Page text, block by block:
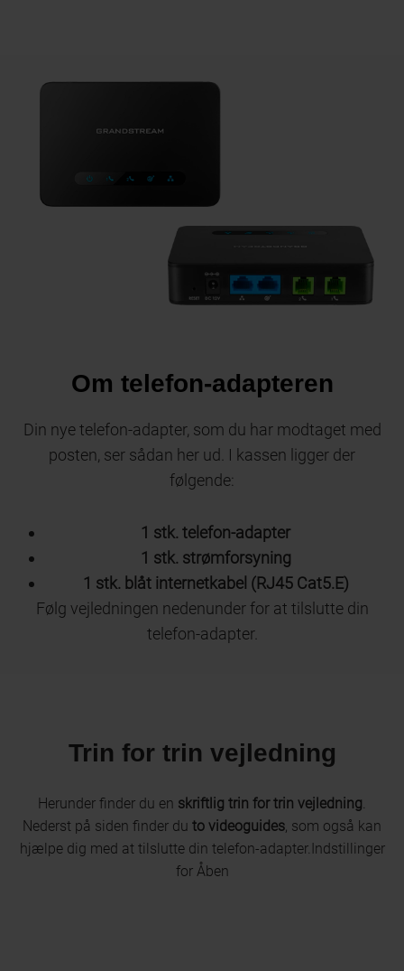
Om telefon-adapteren
Din nye telefon-adapter, som du har modtaget med
posten, ser sådan her ud. I kassen ligger der
følgende:
1 stk. telefon-adapter
1 stk. strømforsyning
1 stk. blåt internetkabel (RJ45 Cat5.E)
Følg vejledningen nedenunder for at tilslutte din
telefon-adapter.
Trin for trin vejledning
Herunder finder du en skriftlig trin for trin vejledning.
Nederst på siden finder du to videoguides, som også kan
hjælpe dig med at tilslutte din telefon-adapter.Indstillinger
for Åben